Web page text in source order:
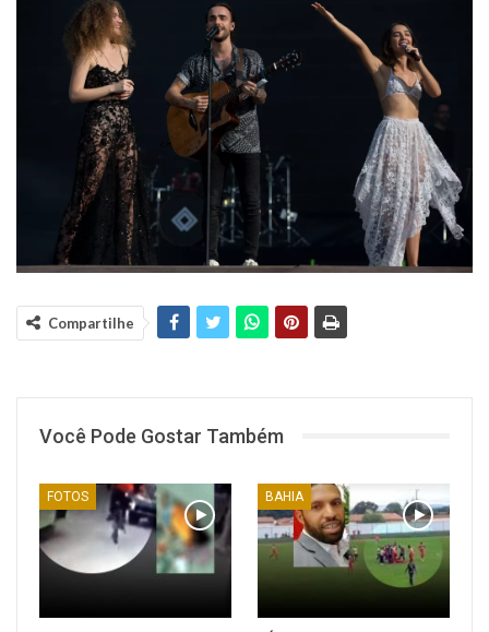
Compartilhe
Você Pode Gostar Também
FOTOS BAHIA